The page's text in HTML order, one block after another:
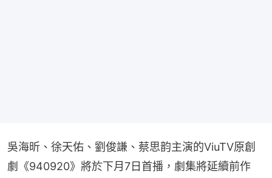
吳海昕、徐天佑、劉俊謙、蔡思韵主演的ViuTV原創
劇《940920》將於下月7日首播，劇集將延續前作